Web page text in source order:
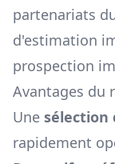
partenariats
d'estimation
prospection
Avantages du
Une sélection
rapidement